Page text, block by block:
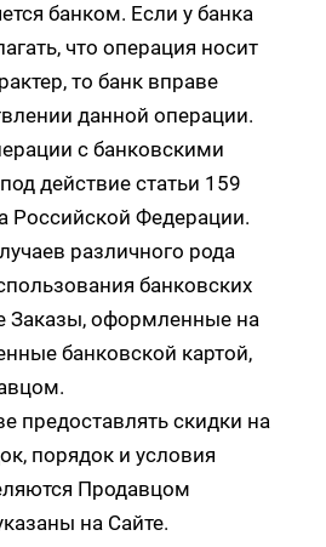
банком. Если у банка
что операция носит
то банк вправе
данной операции.
с банковскими
действие статьи 159
Российской Федерации.
различного рода
банковских
Заказы, оформленные на
банковской картой,
предоставлять скидки на
порядок и условия
Продавцом
на Сайте.